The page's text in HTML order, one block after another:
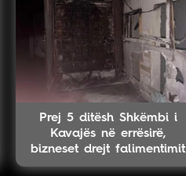
Prej 5 ditësh Shkëmbi i
Kavajës në errësirë,
bizneset drejt falimentimit